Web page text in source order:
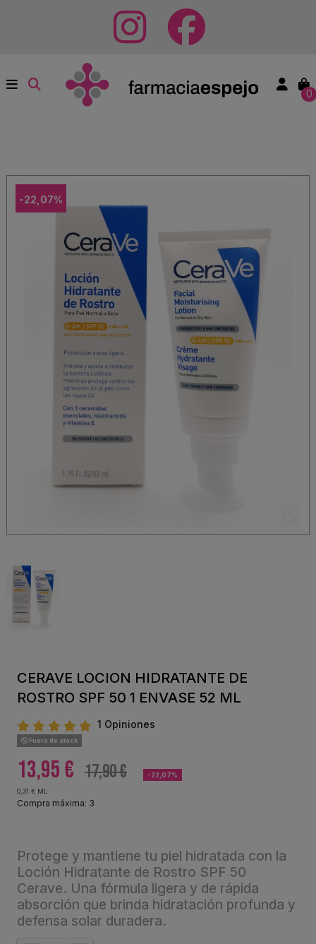
0
-22,07%
CERAVE LOCION HIDRATANTE DE
ROSTRO SPF 50 1 ENVASE 52 ML
1 Opiniones
Fuera de stock
13,95 € 17,90 € -22,07%
0,31 € ML
Compra máxima: 3
Protege y mantiene tu piel hidratada con la
Loción Hidratante de Rostro SPF 50
Cerave. Una fórmula ligera y de rápida
absorción que brinda hidratación profunda y
defensa solar duradera.